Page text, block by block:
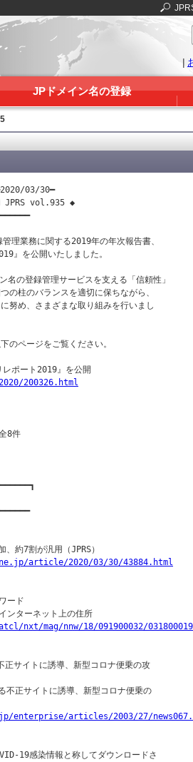
|
JPドメイン名の登録
03/30━
JPRS vol.935 ◆
理業務に関する2019年の年次報告書、
』を公開いたしました。
名の登録管理サービスを支える「信頼性」
の柱のバランスを適切に保ちながら、
努め、さまざまな取り組みを行いまし
のページをご覧ください。
ポート2019』を公開
200326.html
8件
約7割が汎用（JPRS）
article/2020/03/30/43884.html
ード
ンターネット上の住所
nxt/mag/nnw/18/091900032/
サイトに誘導、新型コロナ便乗の攻
正サイトに誘導、新型コロナ便乗の
enterprise/articles/2003/27/
19感染情報と称してダウンロードさ